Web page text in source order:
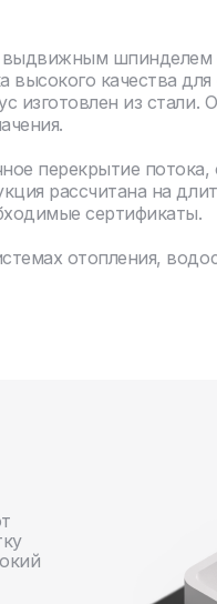
качества
изготовлен из
перекрытие
рассчитана на
сертификаты.
отопления,